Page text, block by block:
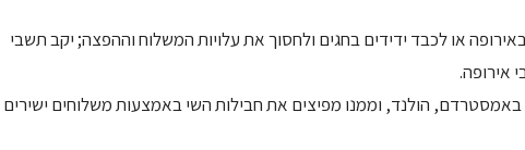
או לכבד ידידים בחגים ולחסוך את עלויות המשלוח וההפצה; יקב תשבי
אירופה.
באמסטרדם, הולנד, וממנו מפיצים את חבילות השי באמצעות משלוחים ישירים